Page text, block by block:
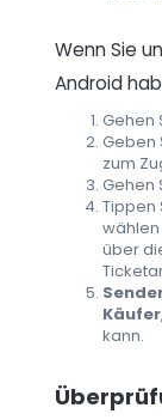
Wenn Sie
Android
Gehen
Geben
zum
Gehen
Tippen
über
Käufer
kann.